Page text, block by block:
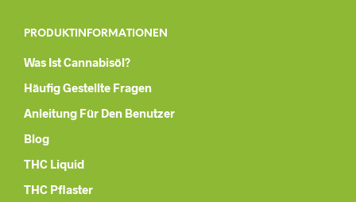
PRODUKTINFORMATIONEN
Was Ist Cannabisöl?
Häufig Gestellte Fragen
Anleitung Für Den Benutzer
Blog
THC Liquid
THC Pflaster